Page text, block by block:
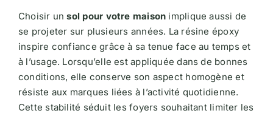
Choisir unsol pour votre maison implique aussi de
se projeter sur plusieurs années. La résine époxy
inspire confiance grâce à sa tenue face au temps et
à l’usage. Lorsqu’elle est appliquée dans de bonnes
conditions, elle conserve son aspect homogène et
résiste aux marques liées à l’activité quotidienne.
Cette stabilité séduit les foyers souhaitant limiter les